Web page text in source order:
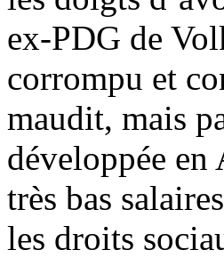
ex-PDG de
corrompu et
maudit, mais
développée
très bas
les droits